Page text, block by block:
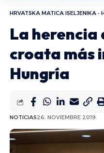
HRVATSKA MATICA ISELJENIKA -
La herencia
croata más
Hungría
NOTICIAS26. NOVIEMBRE 2019.